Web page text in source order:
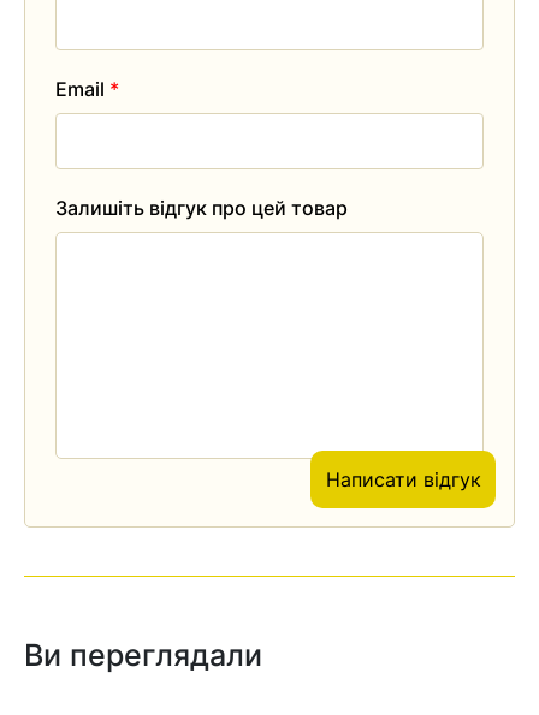
Залишіть відгук про цей товар
Email *
Написати відгук
Ви переглядали